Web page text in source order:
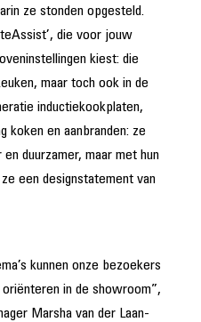
ze stonden opgesteld.
die voor jouw
kiest: die
maar toch ook in de
inductiekookplaten,
koken en aanbranden: ze
duurzamer, maar met hun
een designstatement van
kunnen onze bezoekers
in de showroom”,
Marsha van der Laan-